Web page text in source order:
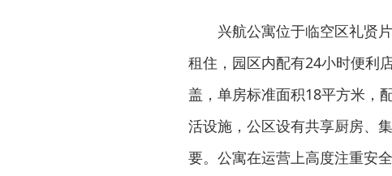
兴航公寓位于临空区礼贤
租住，园区内配有24小时便利
盖，单房标准面积18平方米，
活设施，公区设有共享厨房、
要。公寓在运营上高度注重安